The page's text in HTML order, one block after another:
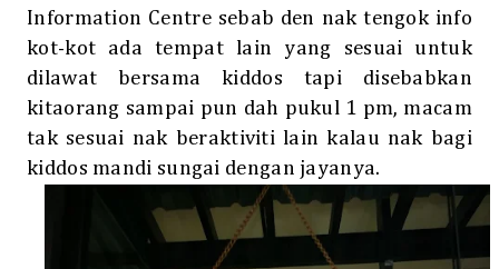
Information Centre sebab den nak tengok info
kot-kot ada tempat lain yang sesuai untuk
dilawat bersama kiddos tapi disebabkan
kitaorang sampai pun dah pukul 1 pm, macam
tak sesuai nak beraktiviti lain kalau nak bagi
kiddos mandi sungai dengan jayanya.